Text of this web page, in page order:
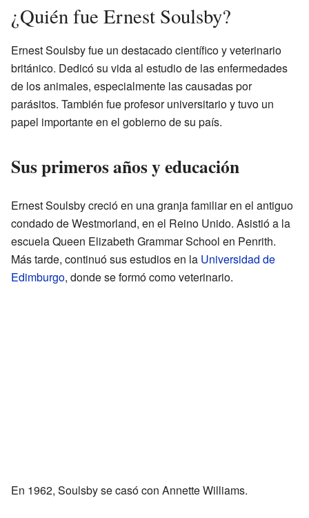
¿Quién fue Ernest Soulsby?
Ernest Soulsby fue un destacado científico y veterinario
británico. Dedicó su vida al estudio de las enfermedades
de los animales, especialmente las causadas por
parásitos. También fue profesor universitario y tuvo un
papel importante en el gobierno de su país.
Sus primeros años y educación
Ernest Soulsby creció en una granja familiar en el antiguo
condado de Westmorland, en el Reino Unido. Asistió a la
escuela Queen Elizabeth Grammar School en Penrith.
Más tarde, continuó sus estudios en la Universidad de
Edimburgo, donde se formó como veterinario.
En 1962, Soulsby se casó con Annette Williams.